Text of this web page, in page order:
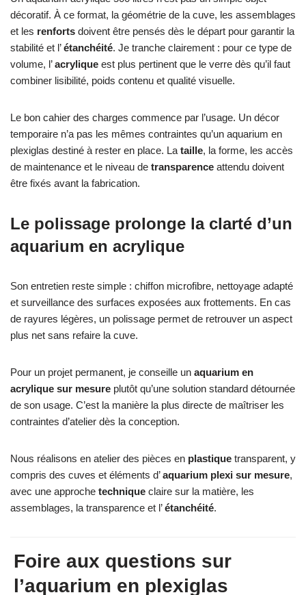
décoratif. À ce format, la géométrie de la cuve, les assemblages
et les renforts doivent être pensés dès le départ pour garantir la
stabilité et l’étanchéité. Je tranche clairement : pour ce type de
volume, l’acrylique est plus pertinent que le verre dès qu’il faut
combiner lisibilité, poids contenu et qualité visuelle.
Le bon cahier des charges commence par l’usage. Un décor
temporaire n’a pas les mêmes contraintes qu’un aquarium en
plexiglas destiné à rester en place. La taille, la forme, les accès
de maintenance et le niveau de transparence attendu doivent
être fixés avant la fabrication.
Le polissage prolonge la clarté d’un
aquarium en acrylique
Son entretien reste simple : chiffon microfibre, nettoyage adapté
et surveillance des surfaces exposées aux frottements. En cas
de rayures légères, un polissage permet de retrouver un aspect
plus net sans refaire la cuve.
Pour un projet permanent, je conseille un aquarium en
acrylique sur mesure plutôt qu’une solution standard détournée
de son usage. C’est la manière la plus directe de maîtriser les
contraintes d’atelier dès la conception.
Nous réalisons en atelier des pièces en plastique transparent, y
compris des cuves et éléments d’aquarium plexi sur mesure,
avec une approche technique claire sur la matière, les
assemblages, la transparence et l’étanchéité.
Foire aux questions sur
l’aquarium en plexiglas